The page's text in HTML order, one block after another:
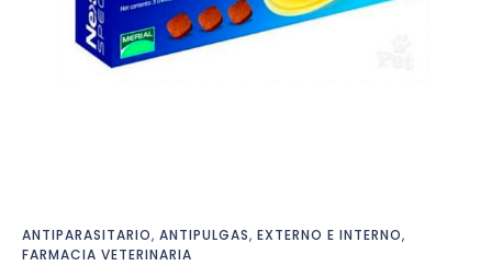
ANTIPARASITARIO, ANTIPULGAS, EXTERNO E INTERNO,
FARMACIA VETERINARIA